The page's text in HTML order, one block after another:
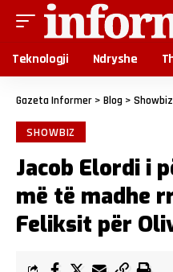
Teknologji Ndryshe
Gazeta Informer > Blog > Showbiz
SHOWBIZ
Jacob Elordi i
më të madhe
Feliksit për